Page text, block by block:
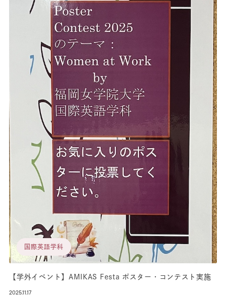
国際英語学科
【学外イベント】AMIKAS Festa ポスター・コンテスト実施
2025.11.17